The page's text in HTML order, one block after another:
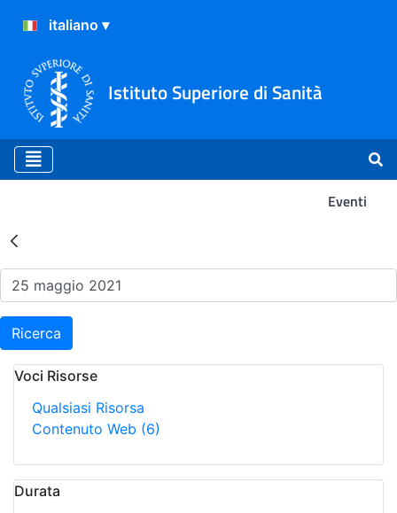
Istituto Superiore di Sanità
Eventi
Risultati della Ricerca -
Ricerca
Voci Risorse
Qualsiasi Risorsa
Contenuto Web (6)
Durata